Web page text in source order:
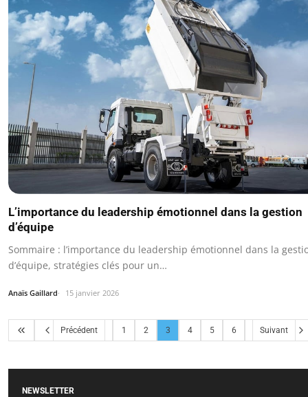
L’importance du leadership émotionnel dans la gestion
d’équipe
Sommaire : l’importance du leadership émotionnel dans la
d’équipe, stratégies clés pour un…
Anaïs Gaillard 15 janvier 2026
Précédent 1 2 3 4 5 6 Suivant
NEWSLETTER